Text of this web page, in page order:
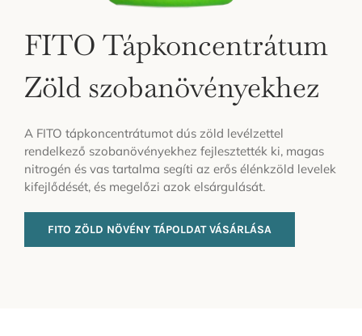
FITO Tápkoncentrátum
Zöld szobanövényekhez
A FITO tápkoncentrátumot dús zöld levélzettel
rendelkező szobanövényekhez fejlesztették ki, magas
nitrogén és vas tartalma segíti az erős élénkzöld levelek
kifejlődését, és megelőzi azok elsárgulását.
FITO ZÖLD NÖVÉNY TÁPOLDAT VÁSÁRLÁSA